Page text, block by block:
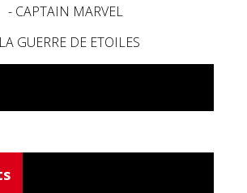
- CAPTAIN MARVEL
GUERRE DE ETOILES